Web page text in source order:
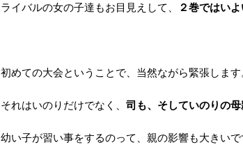
ライバルの女の子達もお目見えして、 ２巻ではい
初めての大会ということで、当然ながら緊張します
それはいのりだけでなく、 司も、そしていのりの
幼い子が習い事をするのって、親の影響も大きいで